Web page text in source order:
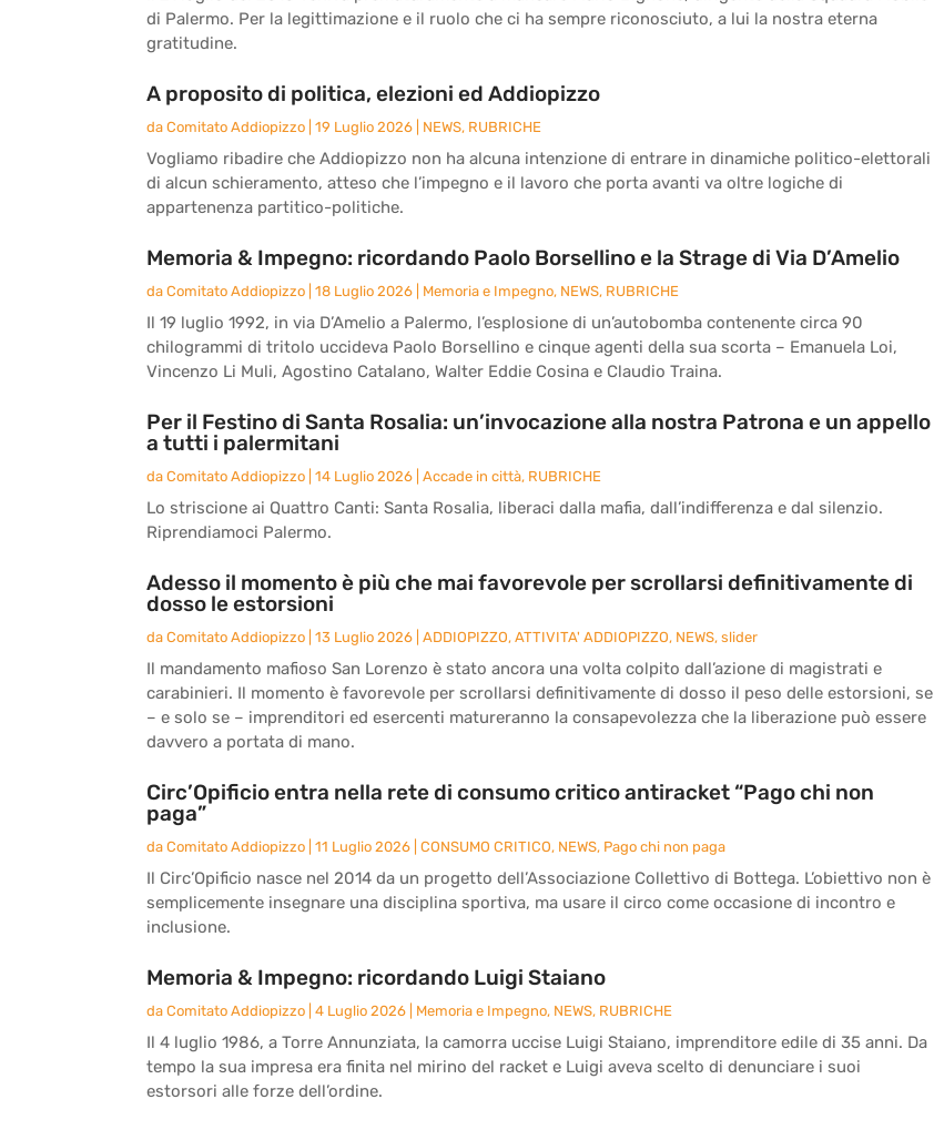
di Palermo. Per la legittimazione e il ruolo che ci ha sempre riconosciuto, a lui la nostra eterna
gratitudine.
A proposito di politica, elezioni ed Addiopizzo
da Comitato Addiopizzo 19 Luglio 2026 NEWS, RUBRICHE
Vogliamo ribadire che Addiopizzo non ha alcuna intenzione di entrare in dinamiche politico-elettorali
di alcun schieramento, atteso che l’impegno e il lavoro che porta avanti va oltre logiche di
appartenenza partitico-politiche.
Memoria & Impegno: ricordando Paolo Borsellino e la Strage di Via D’Amelio
da Comitato Addiopizzo 18 Luglio 2026 Memoria e Impegno, NEWS, RUBRICHE
Il 19 luglio 1992, in via D’Amelio a Palermo, l’esplosione di un’autobomba contenente circa 90
chilogrammi di tritolo uccideva Paolo Borsellino e cinque agenti della sua scorta – Emanuela Loi,
Vincenzo Li Muli, Agostino Catalano, Walter Eddie Cosina e Claudio Traina.
Per il Festino di Santa Rosalia: un’invocazione alla nostra Patrona e un appello
a tutti i palermitani
da Comitato Addiopizzo 14 Luglio 2026 Accade in città, RUBRICHE
Lo striscione ai Quattro Canti: Santa Rosalia, liberaci dalla mafia, dall’indifferenza e dal silenzio.
Riprendiamoci Palermo.
Adesso il momento è più che mai favorevole per scrollarsi definitivamente di
dosso le estorsioni
da Comitato Addiopizzo 13 Luglio 2026 ADDIOPIZZO, ATTIVITA' ADDIOPIZZO, NEWS, slider
Il mandamento mafioso San Lorenzo è stato ancora una volta colpito dall’azione di magistrati e
carabinieri. Il momento è favorevole per scrollarsi definitivamente di dosso il peso delle estorsioni, se
– e solo se – imprenditori ed esercenti matureranno la consapevolezza che la liberazione può essere
davvero a portata di mano.
Circ’Opificio entra nella rete di consumo critico antiracket “Pago chi non
paga”
da Comitato Addiopizzo 11 Luglio 2026 CONSUMO CRITICO, NEWS, Pago chi non paga
Il Circ’Opificio nasce nel 2014 da un progetto dell’Associazione Collettivo di Bottega. L’obiettivo non è
semplicemente insegnare una disciplina sportiva, ma usare il circo come occasione di incontro e
inclusione.
Memoria & Impegno: ricordando Luigi Staiano
da Comitato Addiopizzo 4 Luglio 2026 Memoria e Impegno, NEWS, RUBRICHE
Il 4 luglio 1986, a Torre Annunziata, la camorra uccise Luigi Staiano, imprenditore edile di 35 anni. Da
tempo la sua impresa era finita nel mirino del racket e Luigi aveva scelto di denunciare i suoi
estorsori alle forze dell’ordine.